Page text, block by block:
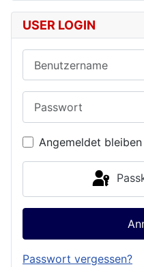
USER LOGIN
Angemeldet bleiben
Passwort vergessen?